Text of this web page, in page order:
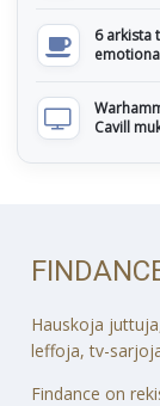
6 arkista
Cavill
Hauskoja
leffoja, tv-
Findance on